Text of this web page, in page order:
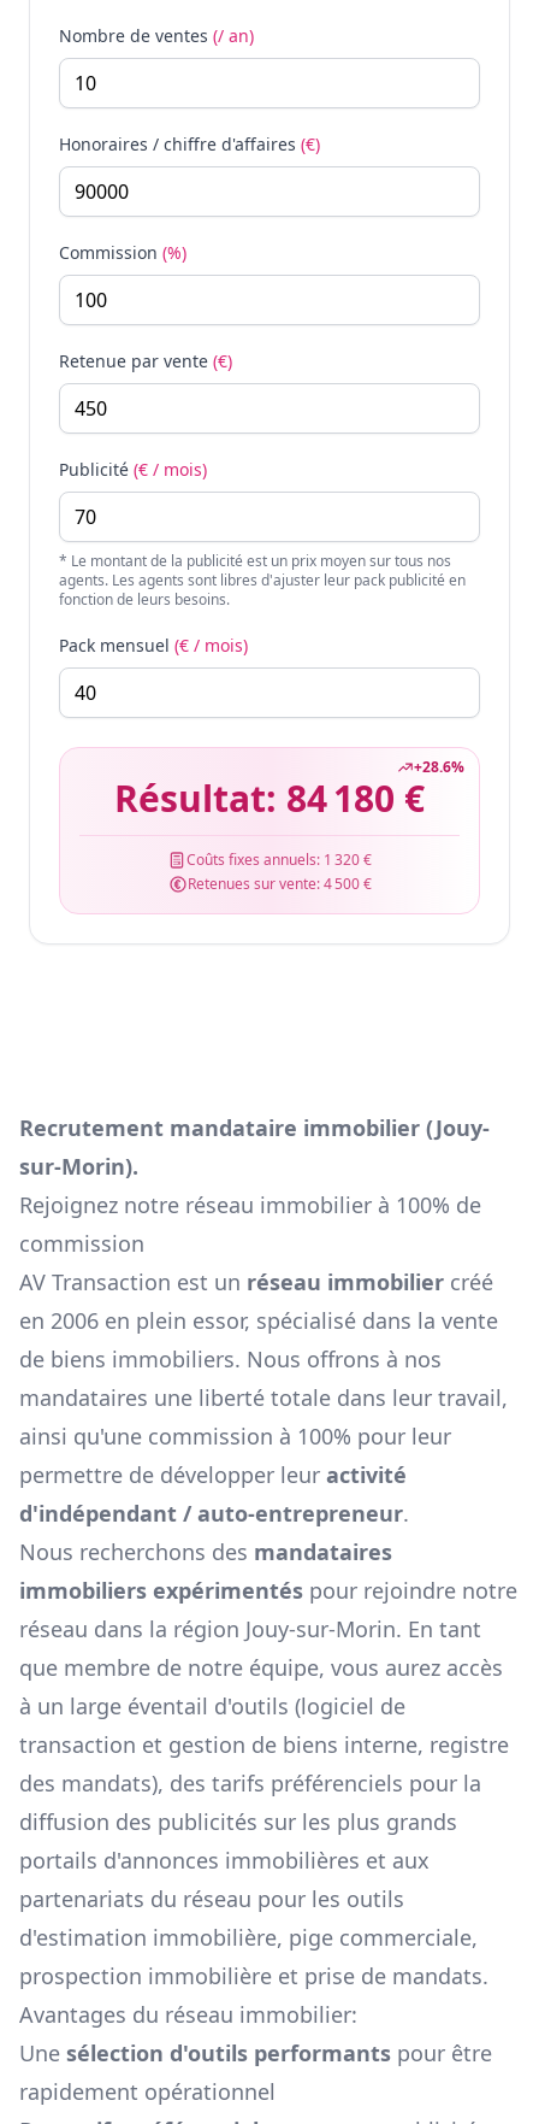
Nombre de ventes (/ an)
Honoraires / chiffre d'affaires (€)
Commission (%)
Retenue par vente (€)
Publicité (€ / mois)
* Le montant de la publicité est un prix moyen sur tous nos
agents. Les agents sont libres d'ajuster leur pack publicité en
fonction de leurs besoins.
Pack mensuel (€ / mois)
+28.6%
Résultat: 84 180 €
Coûts fixes annuels: 1 320 €
Retenues sur vente:4 500 €
Recrutement mandataire immobilier (Jouy-
sur-Morin).
Rejoignez notre réseau immobilier à 100% de
commission
AV Transaction est un réseau immobilier créé
en 2006 en plein essor, spécialisé dans la vente
de biens immobiliers. Nous offrons à nos
mandataires une liberté totale dans leur travail,
ainsi qu'une commission à 100% pour leur
permettre de développer leur activité
d'indépendant / auto-entrepreneur.
Nous recherchons des mandataires
immobiliers expérimentés pour rejoindre notre
réseau dans la région Jouy-sur-Morin. En tant
que membre de notre équipe, vous aurez accès
à un large éventail d'outils (logiciel de
transaction et gestion de biens interne, registre
des mandats), des tarifs préférenciels pour la
diffusion des publicités sur les plus grands
portails d'annonces immobilières et aux
partenariats du réseau pour les outils
d'estimation immobilière, pige commerciale,
prospection immobilière et prise de mandats.
Avantages du réseau immobilier:
Une sélection d'outils performants pour être
rapidement opérationnel